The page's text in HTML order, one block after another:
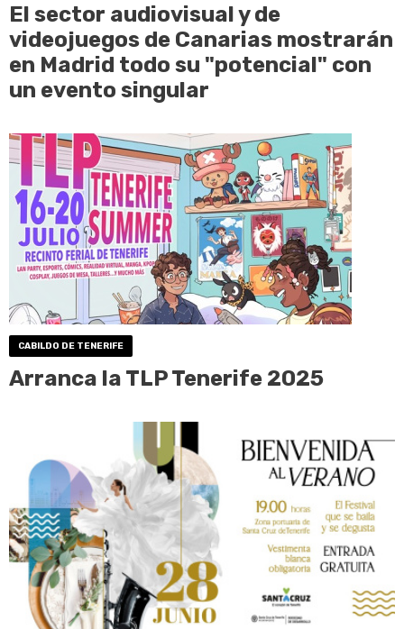
El sector audiovisual y de
videojuegos de Canarias mostrarán
en Madrid todo su "potencial" con
un evento singular
CABILDO DE TENERIFE
Arranca la TLP Tenerife 2025